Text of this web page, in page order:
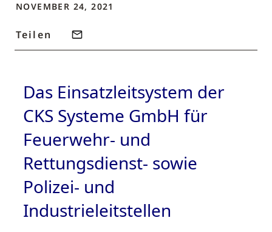
NOVEMBER 24, 2021
Teilen
Das Einsatzleitsystem der
CKS Systeme GmbH für
Feuerwehr- und
Rettungsdienst- sowie
Polizei- und
Industrieleitstellen